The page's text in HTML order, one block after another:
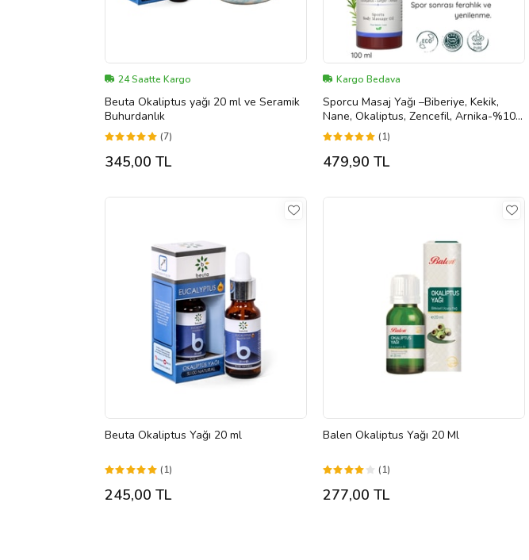
24 Saatte Kargo
Beuta Okaliptus yağı 20 ml ve Seramik
Buhurdanlık
(7)
345,00 TL
Kargo Bedava
Sporcu Masaj Yağı –Biberiye, Kekik,
Nane, Okaliptus, Zencefil, Arnika-%100
Saf,100ml (1)
479,90 TL
Beuta Okaliptus Yağı 20 ml
(1)
245,00 TL
Balen Okaliptus Yağı 20 Ml
(1)
277,00 TL